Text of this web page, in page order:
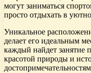
могут заниматься
просто отдыхать в
Уникальное
делает его идеальным
каждый найдет занятие
красотой природы и